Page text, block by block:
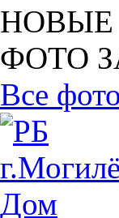
НОВЫЕ
ФОТО
Все фото